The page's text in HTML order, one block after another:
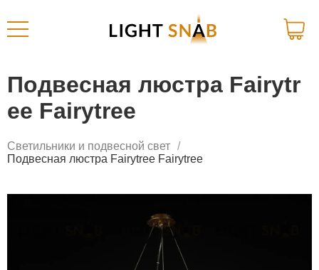
Подвесная люстра Fairytr
ee Fairytree
Светильники и подвесной свет
Подвесная люстра Fairytree Fairytree